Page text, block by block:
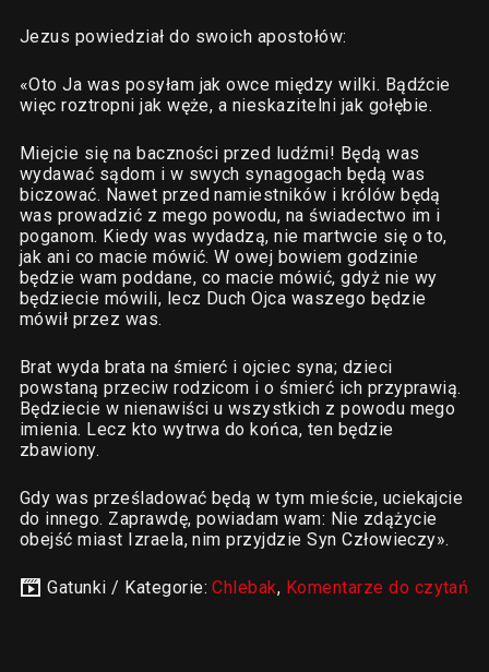
Jezus powiedział do swoich apostołów:
«Oto Ja was posyłam jak owce między wilki. Bądźcie
więc roztropni jak węże, a nieskazitelni jak gołębie.
Miejcie się na baczności przed ludźmi! Będą was
wydawać sądom i w swych synagogach będą was
biczować. Nawet przed namiestników i królów będą
was prowadzić z mego powodu, na świadectwo im i
poganom. Kiedy was wydadzą, nie martwcie się o to,
jak ani co macie mówić. W owej bowiem godzinie
będzie wam poddane, co macie mówić, gdyż nie wy
będziecie mówili, lecz Duch Ojca waszego będzie
mówił przez was.
Brat wyda brata na śmierć i ojciec syna; dzieci
powstaną przeciw rodzicom i o śmierć ich przyprawią.
Będziecie w nienawiści u wszystkich z powodu mego
imienia. Lecz kto wytrwa do końca, ten będzie
zbawiony.
Gdy was prześladować będą w tym mieście, uciekajcie
do innego. Zaprawdę, powiadam wam: Nie zdążycie
obejść miast Izraela, nim przyjdzie Syn Człowieczy».
Gatunki / Kategorie:Chlebak, Komentarze do czytań